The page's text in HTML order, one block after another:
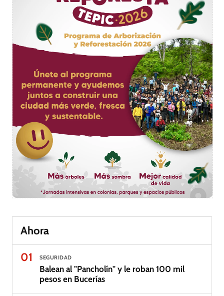
Ahora
01
SEGURIDAD
Balean al "Pancholín" y le roban 100 mil
pesos en Bucerías